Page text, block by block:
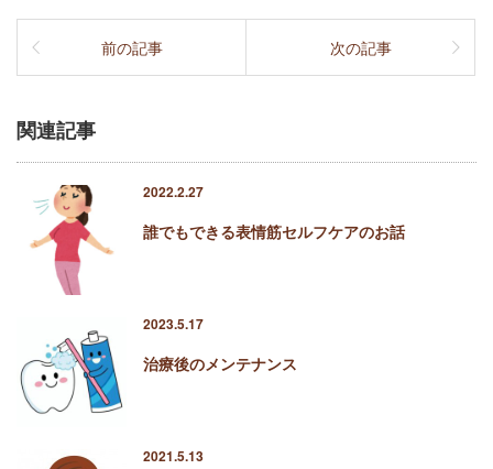
前の記事 次の記事
関連記事
2022.2.27
誰でもできる表情筋セルフケアのお話
2023.5.17
治療後のメンテナンス
2021.5.13